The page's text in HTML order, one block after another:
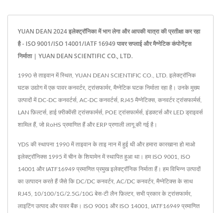
YUAN DEAN 2024 इलेक्ट्रॉनिका में भाग लेगा और आपकी यात्रा की प्रतीक्षा कर रहा
है - ISO 9001/ISO 14001/IATF 16949 पावर सप्लाई और मैग्नेटिक कंपोनेंट्स
निर्माता | YUAN DEAN SCIENTIFIC CO., LTD.
1990 से ताइवान में स्थित, YUAN DEAN SCIENTIFIC CO., LTD. इलेक्ट्रॉनिक
घटक उद्योग में एक पावर कनवर्टर, ट्रांसफार्मर, मैग्नेटिक घटक निर्माता रहा है। उनके मुख्य
उत्पादों में DC-DC कनवर्टर्स, AC-DC कनवर्टर्स, RJ45 मैग्नेटिक्स, कनवर्टर ट्रांसफार्मर्स,
LAN फ़िल्टर्स, हाई फ़्रीक्वेंसी ट्रांसफार्मर्स, POE ट्रांसफार्मर्स, इंडक्टर्स और LED ड्राइवर्स
शामिल हैं, जो RoHS प्रमाणित हैं और ERP प्रणाली लागू की गई है।
YDS की स्थापना 1990 में ताइवान के ताइ नान में हुई थी और हमारा कारखाना हो माओ
इलेक्ट्रॉनिक्स 1995 में चीन के शियामेन में स्थापित हुआ था। हम ISO 9001, ISO
14001 और IATF16949 प्रमाणित प्रमुख इलेक्ट्रॉनिक निर्माता हैं। हम विभिन्न उत्पादों
का उत्पादन करते हैं जैसे कि DC/DC कनवर्टर, AC/DC कनवर्टर, मैग्नेटिक्स के साथ
RJ45, 10/100/1G/2.5G/10G बेस-टी लैन फ़िल्टर, सभी प्रकार के ट्रांसफार्मर,
लाइटिंग उत्पाद और पावर बैंक। ISO 9001 और ISO 14001, IATF16949 प्रमाणित